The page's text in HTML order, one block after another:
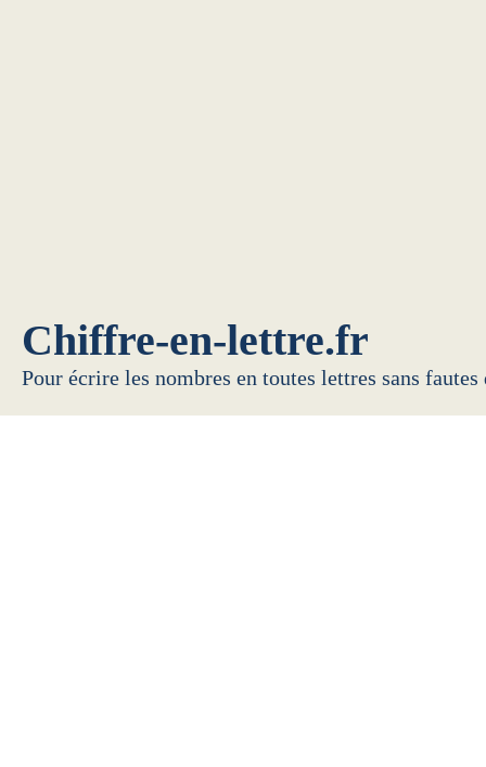
Chiffre-en-lettre.fr
Pour écrire les nombres en toutes lettres sans